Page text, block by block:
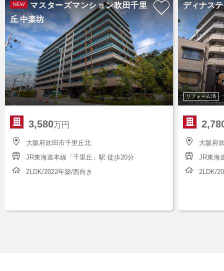
NEW
マスターズマンション吹田千里
丘 中楽坊
3,580万円
大阪府吹田市千里丘北
JR東海道本線「千里丘」駅 徒歩20分
2LDK/2022年築/西向き
ディナス
リフォーム済
大阪府
JR東海
2LDK/